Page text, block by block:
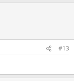
#13